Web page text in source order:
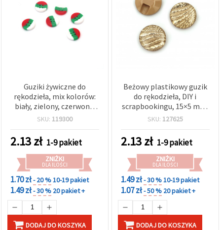
Guziki żywiczne do
rękodzieła, mix kolorów:
biały, zielony, czerwony,
12x3 mm, otwór 1 mm –
SKU: 119300
2.13zł 1-9 pakiet
ZNIŻKI
DLA ILOŚCI
1.70 zł- 20 %10-19 pakiet
1.49 zł- 30 % 20 pakiet +
DODAJ DO KOSZYKA
Beżowy plastikowy guzik
do rękodzieła, DIY i
scrapbookingu, 15×5 mm,
otwór 1 mm – 10 szt.
SKU: 127625
2.13zł 1-9 pakiet
ZNIŻKI
DLA ILOŚCI
1.49 zł- 30 %10-19 pakiet
1.07 zł- 50 % 20 pakiet +
DODAJ DO KOSZYKA